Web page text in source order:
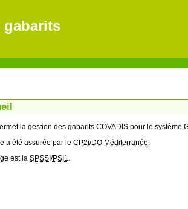
gabarits
la gestion des gabarits COVADIS pour le système
a été assurée par le CP2i/DO Méditerranée.
est la SPSSI/PSI1.